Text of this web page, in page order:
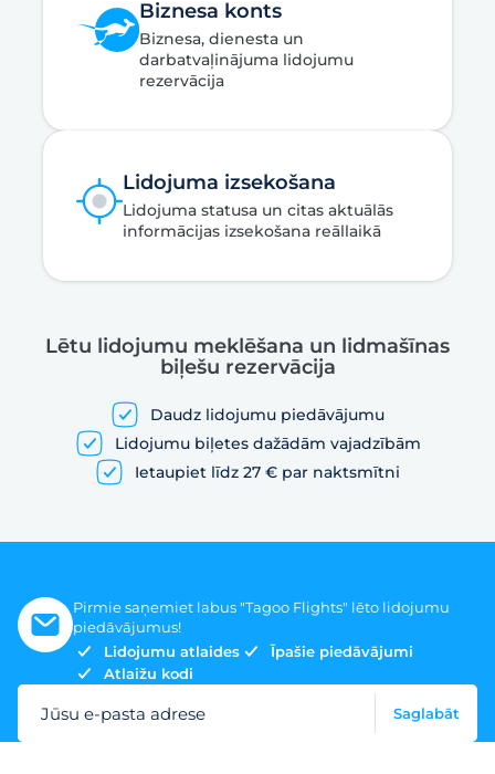
Biznesa konts
Biznesa, dienesta un
darbatvaļinājuma lidojumu
rezervācija
Lidojuma izsekošana
Lidojuma statusa un citas aktuālās
informācijas izsekošana reāllaikā
Lētu lidojumu meklēšana un lidmašīnas
biļešu rezervācija
Daudz lidojumu piedāvājumu
Lidojumu biļetes dažādām vajadzībām
Ietaupiet līdz 27 € par naktsmītni
Pirmie saņemiet labus "Tagoo Flights" lēto lidojumu
piedāvājumus!
Lidojumu atlaides
Īpašie piedāvājumi
Atlaižu kodi
Jūsu e-pasta adrese Saglabāt